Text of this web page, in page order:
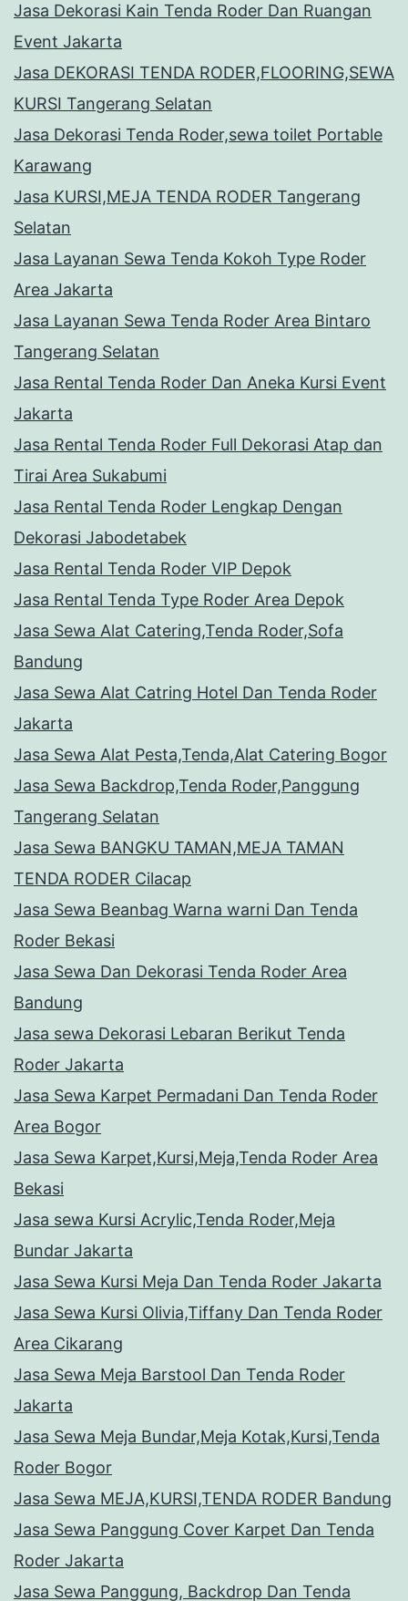
Jasa Dekorasi Kain Tenda Roder Dan Ruangan
Event Jakarta
Jasa DEKORASI TENDA RODER,FLOORING,SEWA
KURSI Tangerang Selatan
Jasa Dekorasi Tenda Roder,sewa toilet Portable
Karawang
Jasa KURSI,MEJA TENDA RODER Tangerang
Selatan
Jasa Layanan Sewa Tenda Kokoh Type Roder
Area Jakarta
Jasa Layanan Sewa Tenda Roder Area Bintaro
Tangerang Selatan
Jasa Rental Tenda Roder Dan Aneka Kursi Event
Jakarta
Jasa Rental Tenda Roder Full Dekorasi Atap dan
Tirai Area Sukabumi
Jasa Rental Tenda Roder Lengkap Dengan
Dekorasi Jabodetabek
Jasa Rental Tenda Roder VIP Depok
Jasa Rental Tenda Type Roder Area Depok
Jasa Sewa Alat Catering,Tenda Roder,Sofa
Bandung
Jasa Sewa Alat Catring Hotel Dan Tenda Roder
Jakarta
Jasa Sewa Alat Pesta,Tenda,Alat Catering Bogor
Jasa Sewa Backdrop,Tenda Roder,Panggung
Tangerang Selatan
Jasa Sewa BANGKU TAMAN,MEJA TAMAN
TENDA RODER Cilacap
Jasa Sewa Beanbag Warna warni Dan Tenda
Roder Bekasi
Jasa Sewa Dan Dekorasi Tenda Roder Area
Bandung
Jasa sewa Dekorasi Lebaran Berikut Tenda
Roder Jakarta
Jasa Sewa Karpet Permadani Dan Tenda Roder
Area Bogor
Jasa Sewa Karpet,Kursi,Meja,Tenda Roder Area
Bekasi
Jasa sewa Kursi Acrylic,Tenda Roder,Meja
Bundar Jakarta
Jasa Sewa Kursi Meja Dan Tenda Roder Jakarta
Jasa Sewa Kursi Olivia,Tiffany Dan Tenda Roder
Area Cikarang
Jasa Sewa Meja Barstool Dan Tenda Roder
Jakarta
Jasa Sewa Meja Bundar,Meja Kotak,Kursi,Tenda
Roder Bogor
Jasa Sewa MEJA,KURSI,TENDA RODER Bandung
Jasa Sewa Panggung Cover Karpet Dan Tenda
Roder Jakarta
Jasa Sewa Panggung, Backdrop Dan Tenda